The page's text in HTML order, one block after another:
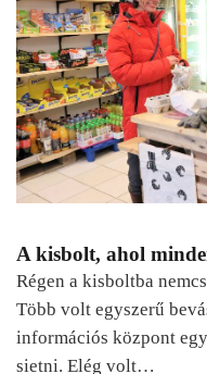
A kisbolt, ahol
Régen a kisboltba
Több volt egyszerű
információs központ
sietni. Elég volt…